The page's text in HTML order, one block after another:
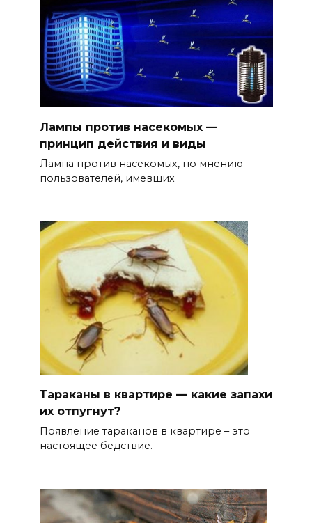
Лампы против насекомых —
принцип действия и виды
Лампа против насекомых, по мнению
пользователей, имевших
Тараканы в квартире — какие запахи
их отпугнут?
Появление тараканов в квартире – это
настоящее бедствие.